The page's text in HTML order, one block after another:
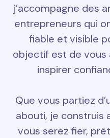
j’accompagne des
entrepreneurs qui
fiable et visible
objectif est de vous
inspirer
Que vous partiez
abouti, je construis
vous serez fier,